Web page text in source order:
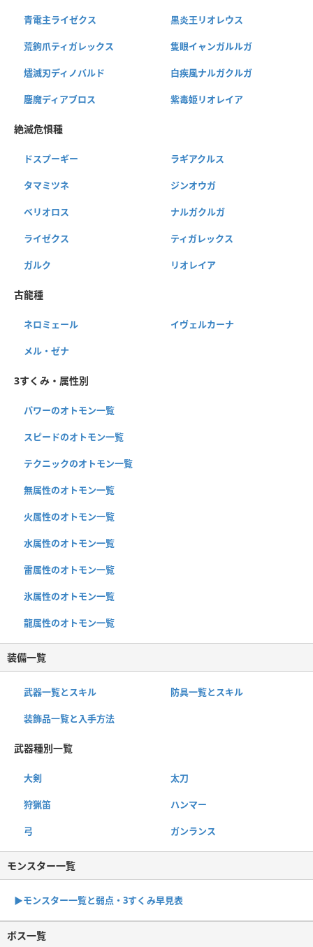
青電主ライゼクス 黒炎王リオレウス
荒鉤爪ティガレックス 隻眼イャンガルルガ
燼滅刃ディノバルド 白疾風ナルガクルガ
鏖魔ディアブロス 紫毒姫リオレイア
絶滅危惧種
ドスプーギー ラギアクルス
タマミツネ ジンオウガ
ベリオロス ナルガクルガ
ライゼクス ティガレックス
ガルク リオレイア
古龍種
ネロミェール イヴェルカーナ
メル・ゼナ
3すくみ・属性別
パワーのオトモン一覧
スピードのオトモン一覧
テクニックのオトモン一覧
無属性のオトモン一覧
火属性のオトモン一覧
水属性のオトモン一覧
雷属性のオトモン一覧
氷属性のオトモン一覧
龍属性のオトモン一覧
装備一覧
武器一覧とスキル 防具一覧とスキル
装飾品一覧と入手方法
武器種別一覧
大剣 太刀
狩猟笛 ハンマー
弓 ガンランス
モンスター一覧
▶︎モンスター一覧と弱点・3すくみ早見表
ボス一覧